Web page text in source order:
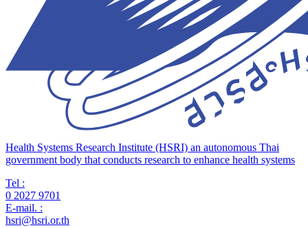
Health Systems Research Institute (HSRI) an autonomous Thai
government body that conducts research to enhance health systems
Tel :
0 2027 9701
E-mail. :
hsri@hsri.or.th